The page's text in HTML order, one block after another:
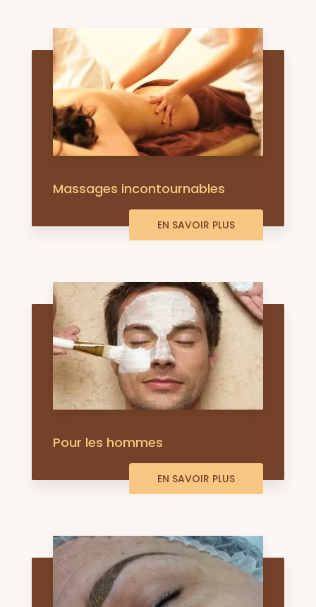
Massages incontournables
EN SAVOIR PLUS
Pour les hommes
EN SAVOIR PLUS